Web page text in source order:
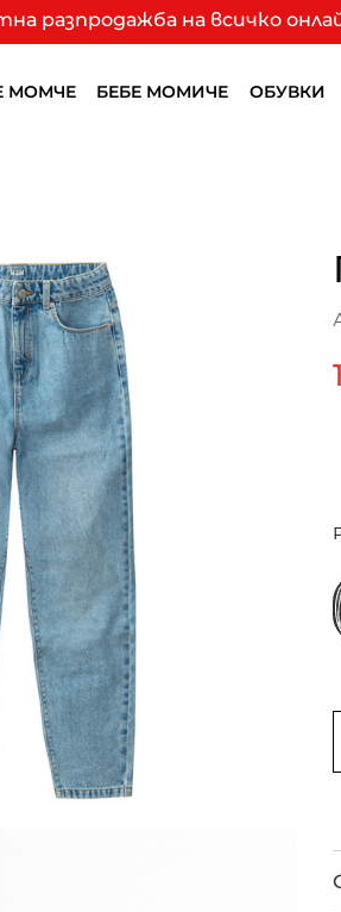
разпродажба на всичко
МОМЧЕ БЕБЕ МОМИЧЕ ОБУВКИ